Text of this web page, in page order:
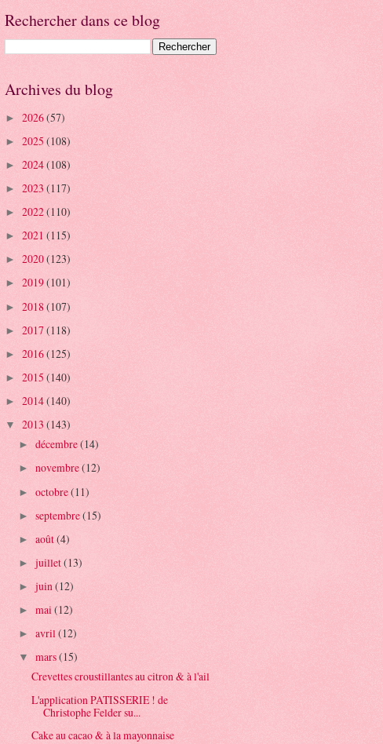
Rechercher dans ce blog
Archives du blog
► 2026(57)
► 2025 (108)
► 2024(108)
► 2023 (117)
► 2022(110)
► 2021 (115)
► 2020(123)
► 2019(101)
► 2018(107)
► 2017(118)
► 2016(125)
► 2015 (140)
► 2014(140)
▼ 2013 (143)
► décembre(14)
► novembre(12)
► octobre(11)
► septembre(15)
► août(4)
► juillet(13)
► juin(12)
► mai(12)
► avril(12)
▼ mars(15)
Crevettes croustillantes au citron & à l'ail
L'application PATISSERIE ! de
Christophe Felder su...
Cake au cacao & à la mayonnaise